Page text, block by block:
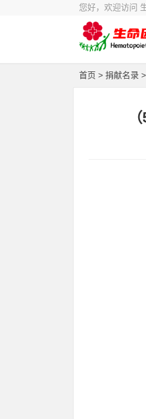
您好，欢迎访问
首页 > 捐献名录